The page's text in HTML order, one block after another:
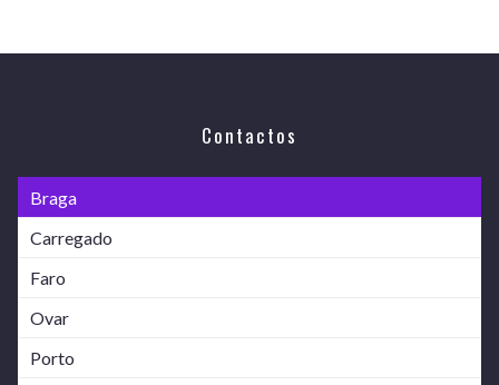
Contactos
Braga
Carregado
Faro
Ovar
Porto